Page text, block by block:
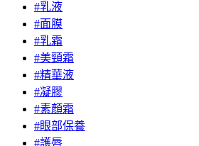
#乳液
#面膜
#乳霜
#美頸霜
#精華液
#凝膠
#素顏霜
#眼部保養
#護唇